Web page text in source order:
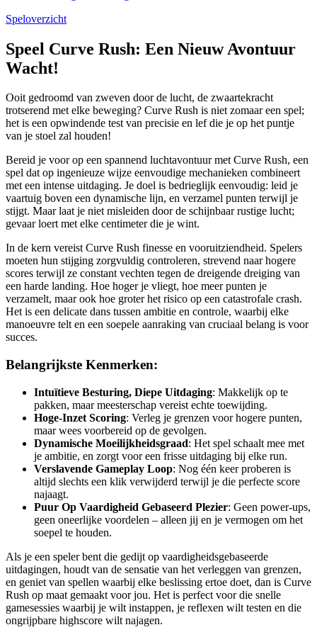
Speloverzicht
Speel Curve Rush: Een Nieuw Avontuur
Wacht!
Ooit gedroomd van zweven door de lucht, de zwaartekracht
trotserend met elke beweging? Curve Rush is niet zomaar een spel;
het is een opwindende test van precisie en lef die je op het puntje
van je stoel zal houden!
Bereid je voor op een spannend luchtavontuur met Curve Rush, een
spel dat op ingenieuze wijze eenvoudige mechanieken combineert
met een intense uitdaging. Je doel is bedrieglijk eenvoudig: leid je
vaartuig boven een dynamische lijn, en verzamel punten terwijl je
stijgt. Maar laat je niet misleiden door de schijnbaar rustige lucht;
gevaar loert met elke centimeter die je wint.
In de kern vereist Curve Rush finesse en vooruitziendheid. Spelers
moeten hun stijging zorgvuldig controleren, strevend naar hogere
scores terwijl ze constant vechten tegen de dreigende dreiging van
een harde landing. Hoe hoger je vliegt, hoe meer punten je
verzamelt, maar ook hoe groter het risico op een catastrofale crash.
Het is een delicate dans tussen ambitie en controle, waarbij elke
manoeuvre telt en een soepele aanraking van cruciaal belang is voor
succes.
Belangrijkste Kenmerken:
Intuïtieve Besturing, Diepe Uitdaging: Makkelijk op te
pakken, maar meesterschap vereist echte toewijding.
Hoge-Inzet Scoring: Verleg je grenzen voor hogere punten,
maar wees voorbereid op de gevolgen.
Dynamische Moeilijkheidsgraad: Het spel schaalt mee met
je ambitie, en zorgt voor een frisse uitdaging bij elke run.
Verslavende Gameplay Loop: Nog één keer proberen is
altijd slechts een klik verwijderd terwijl je die perfecte score
najaagt.
Puur Op Vaardigheid Gebaseerd Plezier: Geen power-ups,
geen oneerlijke voordelen – alleen jij en je vermogen om het
soepel te houden.
Als je een speler bent die gedijt op vaardigheidsgebaseerde
uitdagingen, houdt van de sensatie van het verleggen van grenzen,
en geniet van spellen waarbij elke beslissing ertoe doet, dan is Curve
Rush op maat gemaakt voor jou. Het is perfect voor die snelle
gamesessies waarbij je wilt instappen, je reflexen wilt testen en die
ongrijpbare highscore wilt najagen.